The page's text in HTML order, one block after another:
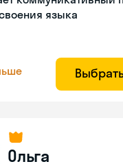
языка
Ольга